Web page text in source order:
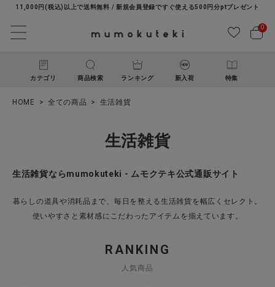
11,000円(税込)以上で送料無料 / 新規会員登録ですぐ使える500円分ptプレゼント
0
カテゴリ 商品検索 ランキング 新入荷 特集
ACCOUNT MENU
ようこそ ゲスト 様
新規会員登録
HOME 全ての商品 生活雑貨
生活雑貨
生活雑貨ならmumokuteki - ムモクテキ公式通販サイト
暮らしの道具や消耗品まで、毎日を整える生活雑貨を幅広くセレクト。
使いやすさと素材感にこだわったアイテムを揃えています。
RANKING
人気商品